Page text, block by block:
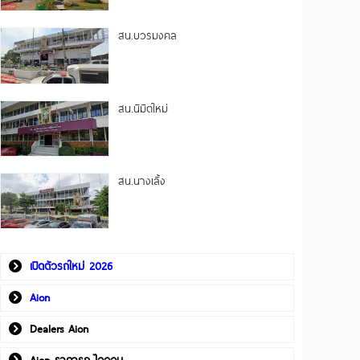
สน.บวรมงคล
สน.นิมิตใหม่
สน.นางเลิ้ง
เปิดตัวรถใหม่ 2026
Aion
Dealers Aion